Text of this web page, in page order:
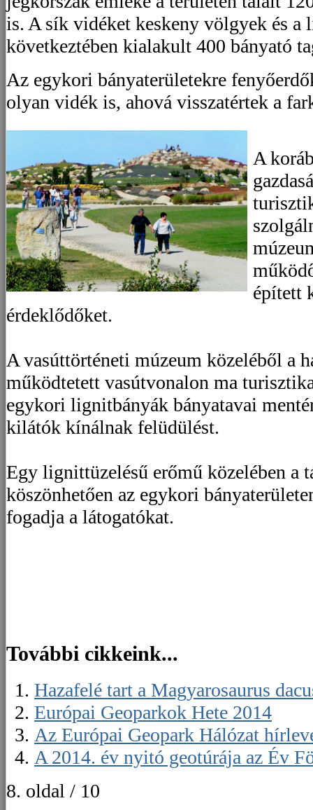
is. A sík vidéket keskeny völgyek és a
következtében kialakult 400 bányató
Az egykori bányaterületekre
olyan vidék is, ahová visszatértek a
A
épített
érdeklődőket.
A vasúttörténeti múzeum közeléből a
működtetett vasútvonalon ma
egykori lignitbányák bányatavai
kilátók kínálnak felüdülést.
Egy lignittüzelésű erőmű közelében a
köszönhetően az egykori
fogadja a látogatókat.
További cikkeink...
Hazafelé tart a Magyarosaurus
Európai Geoparkok Hete 2014
Az Európai Geopark Hálózat
A 2014. év nyitó geotúrája az Év
8. oldal / 10